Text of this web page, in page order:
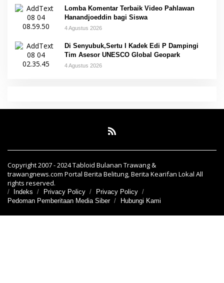
Lomba Komentar Terbaik Video Pahlawan
Hanandjoeddin bagi Siswa
4 Agustus 2026
Di Senyubuk,Sertu I Kadek Edi P Dampingi
Tim Asesor UNESCO Global Geopark
4 Agustus 2026
Copyright 2007 - 2024 Tabloid Bulanan Trawang &
trawangnews.com Portal Berita Belitung, Berita Kearifan Lokal All
rights reserved.
Indeks Privacy Policy
Privacy Policy
Pedoman Pemberitaan Media Siber
Hubungi Kami